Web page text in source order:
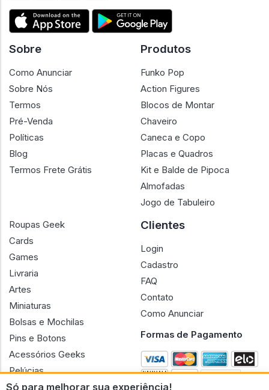
Só para melhorar sua experiência!
Sobre
Como Anunciar
Sobre Nós
Termos
Pré-Venda
Políticas
Blog
Termos Frete Grátis
Produtos
Funko Pop
Action Figures
Blocos de Montar
Chaveiro
Caneca e Copo
Placas e Quadros
Kit e Balde de Pipoca
Almofadas
Jogo de Tabuleiro
Roupas Geek
Cards
Games
Livraria
Artes
Miniaturas
Bolsas e Mochilas
Pins e Botons
Acessórios Geeks
Pelúcias
Bonecas
Clientes
Login
Cadastro
FAQ
Contato
Como Anunciar
Formas de Pagamento